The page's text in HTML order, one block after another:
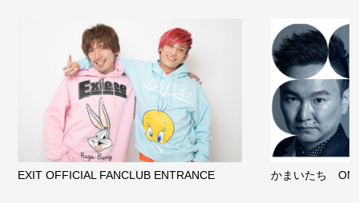
EXIT OFFICIAL FANCLUB ENTRANCE かまいたち